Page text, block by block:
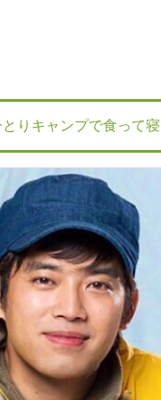
りキャンプで食って